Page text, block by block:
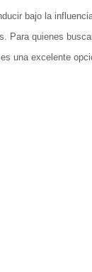
bajo la
Para quienes
es una excelente